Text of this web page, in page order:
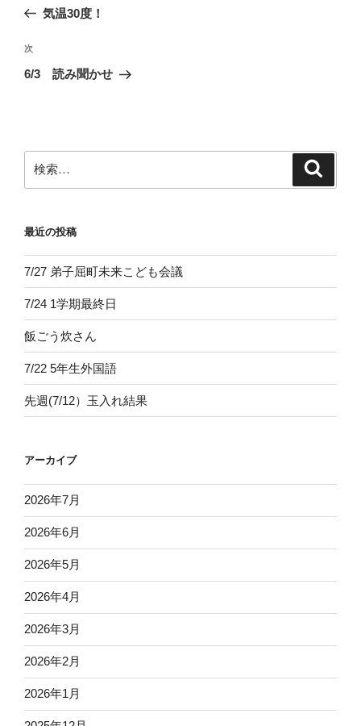
ビ
ゲ
ン
の
稿
気温30度！
次
の
次
6/3 読み聞かせ
索:
最近の投稿
7/27 弟子屈町未来こども会議
7/24 1学期最終日
飯ごう炊さん
7/22 5年生外国語
先週(7/12）玉入れ結果
アーカイブ
2026年7月
2026年6月
2026年5月
2026年4月
2026年3月
2026年2月
2026年1月